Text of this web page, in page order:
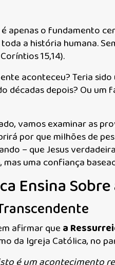
apenas o fundamento
a história humana.
15,14).
aconteceu? Teria
décadas depois? Ou
vamos examinar as
por que milhões de
– que Jesus
uma confiança
Ensina
afirmar quea
da Igreja Católica, no